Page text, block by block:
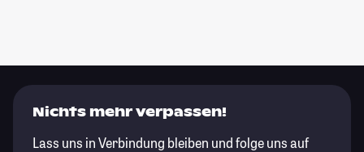
Nichts mehr verpassen!
Lass uns in Verbindung bleiben und folge uns auf